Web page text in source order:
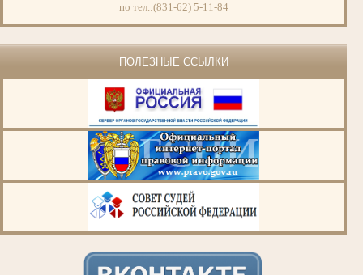
по тел.:(831-62) 5-11-84
ПОЛЕЗНЫЕ ССЫЛКИ